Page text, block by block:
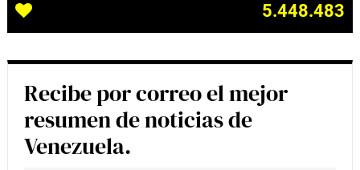
5.448.483
Recibe por correo el mejor
resumen de noticias de
Venezuela.